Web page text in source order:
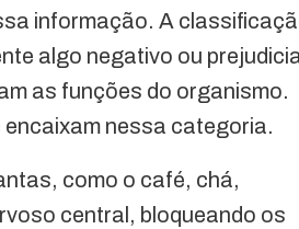
informação. A
algo negativo ou
as funções do organismo.
nessa categoria.
como o café, chá,
central, bloqueando os